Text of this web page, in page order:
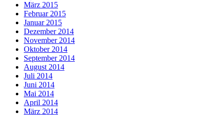
März 2015
Februar 2015
Januar 2015
Dezember 2014
November 2014
Oktober 2014
September 2014
August 2014
Juli 2014
Juni 2014
Mai 2014
April 2014
März 2014